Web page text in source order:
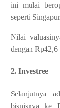
ini mulai
seperti
Nilai
dengan
2. Investree
Selanjutnya
bisnisnya ke